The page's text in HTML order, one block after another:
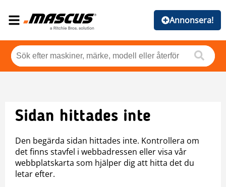
Annonsera!
Sidan hittades inte
Den begärda sidan hittades inte. Kontrollera om
det finns stavfel i webbadressen eller visa vår
webbplatskarta som hjälper dig att hitta det du
letar efter.